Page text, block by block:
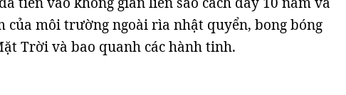
của môi trường ngoài rìa nhật quyển, bong bóng
Trời và bao quanh các hành tinh.